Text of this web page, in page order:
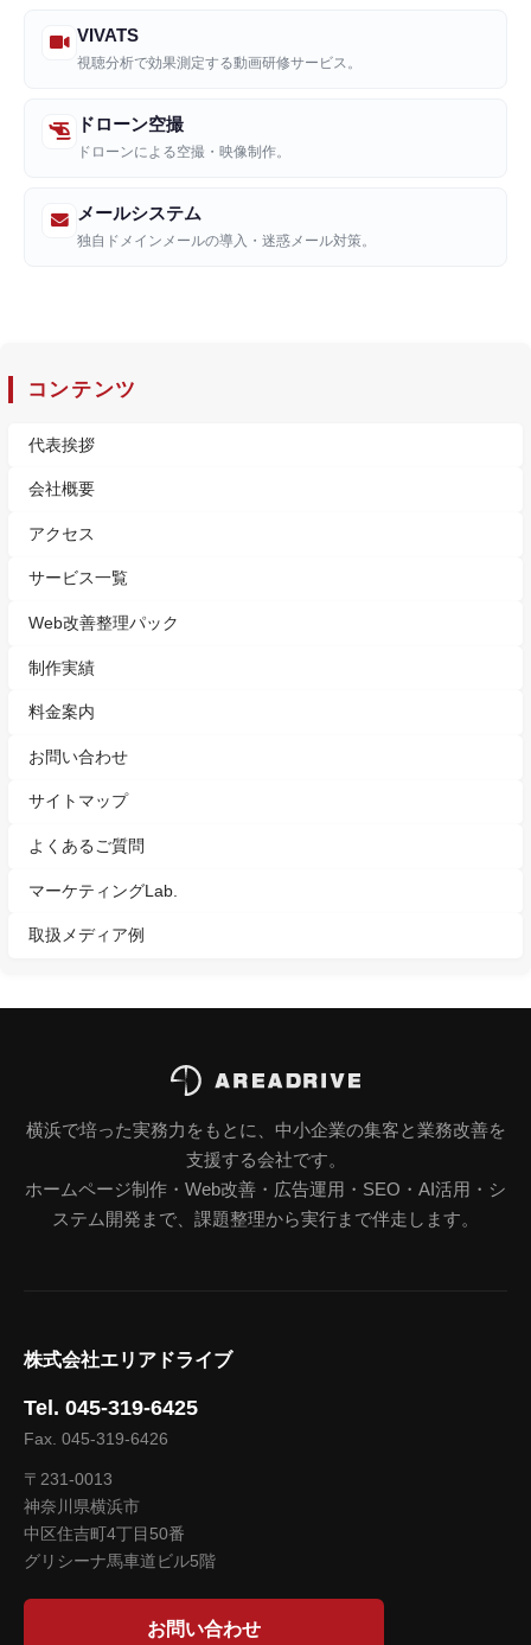
VIVATS
視聴分析で効果測定する動画研修サービス。
ドローン空撮
ドローンによる空撮・映像制作。
メールシステム
独自ドメインメールの導入・迷惑メール対策。
コンテンツ
代表挨拶
会社概要
アクセス
サービス一覧
Web改善整理パック
制作実績
料金案内
お問い合わせ
サイトマップ
よくあるご質問
マーケティングLab.
取扱メディア例
横浜で培った実務力をもとに、中小企業の集客と業務改善を
支援する会社です。
ホームページ制作・Web改善・広告運用・SEO・AI活用・シ
ステム開発まで、課題整理から実行まで伴走します。
株式会社エリアドライブ
Tel. 045-319-6425
Fax. 045-319-6426
〒231-0013
神奈川県横浜市
中区住吉町4丁目50番
グリシーナ馬車道ビル5階
お問い合わせ